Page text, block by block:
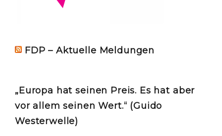
FDP – Aktuelle Meldungen
„Europa hat seinen Preis. Es hat aber
vor allem seinen Wert.“ (Guido
Westerwelle)